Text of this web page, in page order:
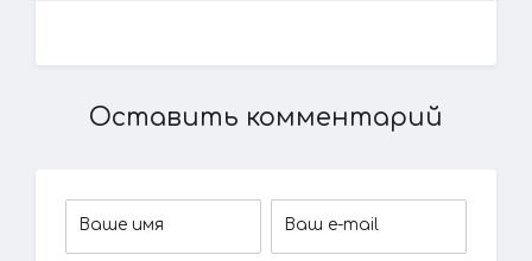
Оставить комментарий